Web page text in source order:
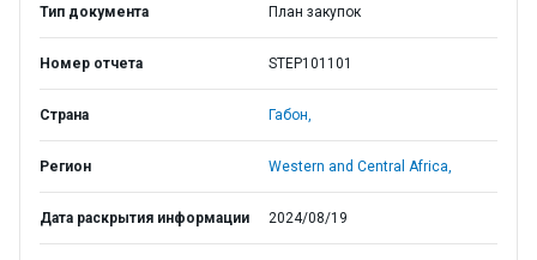
Тип документа План закупок
Номер отчета STEP101101
Страна Габон,
Регион Western and Central Africa,
Дата раскрытия информации 2024/08/19